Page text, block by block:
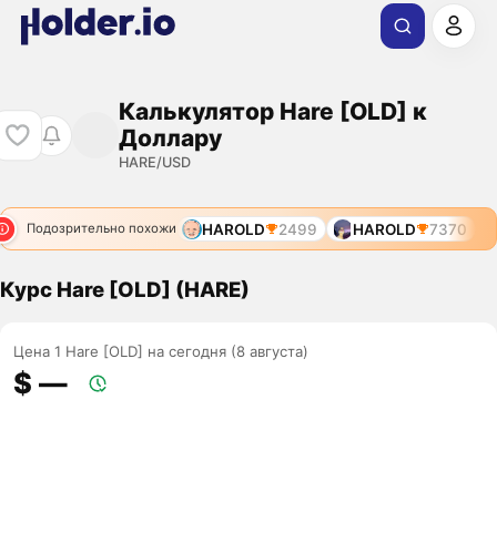
Калькулятор Hare [OLD] к
Доллару
HARE/USD
Подозрительно похожи HAROLD 2499 HAROLD 7370
Курс Hare [OLD] (HARE)
Цена 1 Hare [OLD] на сегодня (8 августа)
$ ―